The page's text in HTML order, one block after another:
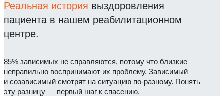
Реальная история выздоровления
пациента в нашем реабилитационном
центре.
85% зависимых не справляются, потому что близкие
неправильно воспринимают их проблему. Зависимый
и созависимый смотрят на ситуацию по-разному. Понять
эту разницу — первый шаг к спасению.